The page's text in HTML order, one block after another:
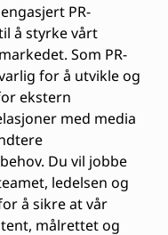
PR-
å styrke vårt
Som PR-
for å utvikle og
ekstern
med media
Du vil jobbe
ledelsen og
å sikre at vår
målrettet og